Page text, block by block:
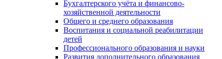
Бухгалтерского учёта и финансово-
хозяйственной деятельности
Общего и среднего образования
Воспитания и социальной реабилитации
детей
Профессионального образования и науки
Развития дополнительного образования